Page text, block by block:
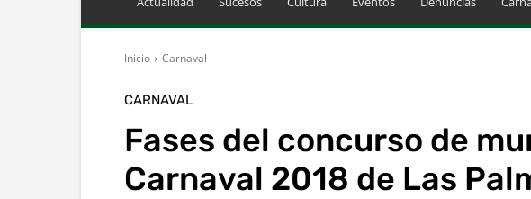
Inicio Carnaval
CARNAVAL
Fases del concurso de
Carnaval 2018 de Las